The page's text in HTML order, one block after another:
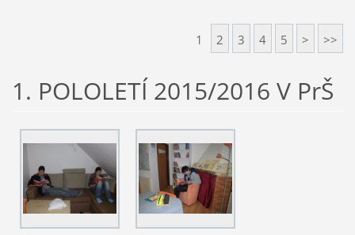
1 2 3 4 5 > >>
1. POLOLETÍ 2015/2016 V PrŠ